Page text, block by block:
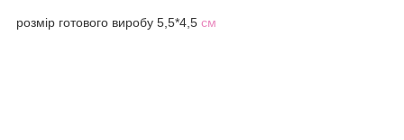
розмір готового виробу 5,5*4,5 см